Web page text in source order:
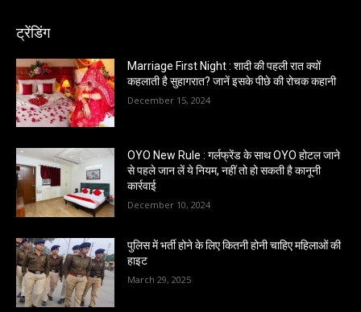
ट्रेंडिंग
Marriage First Night : शादी की पहली रात क्यों
कहलाती है सुहागरात? जानें इसके पीछे की रोचक कहानी
December 15, 2024
OYO New Rule : गर्लफ्रेंड के साथ OYO होटल जाने
से पहले जान लें ये नियम, नहीं तो हो सकती है कानूनी
कार्रवाई
December 10, 2024
पुलिस में भर्ती होने के लिए कितनी होनी चाहिए महिलाओं की
हाइट
March 29, 2025